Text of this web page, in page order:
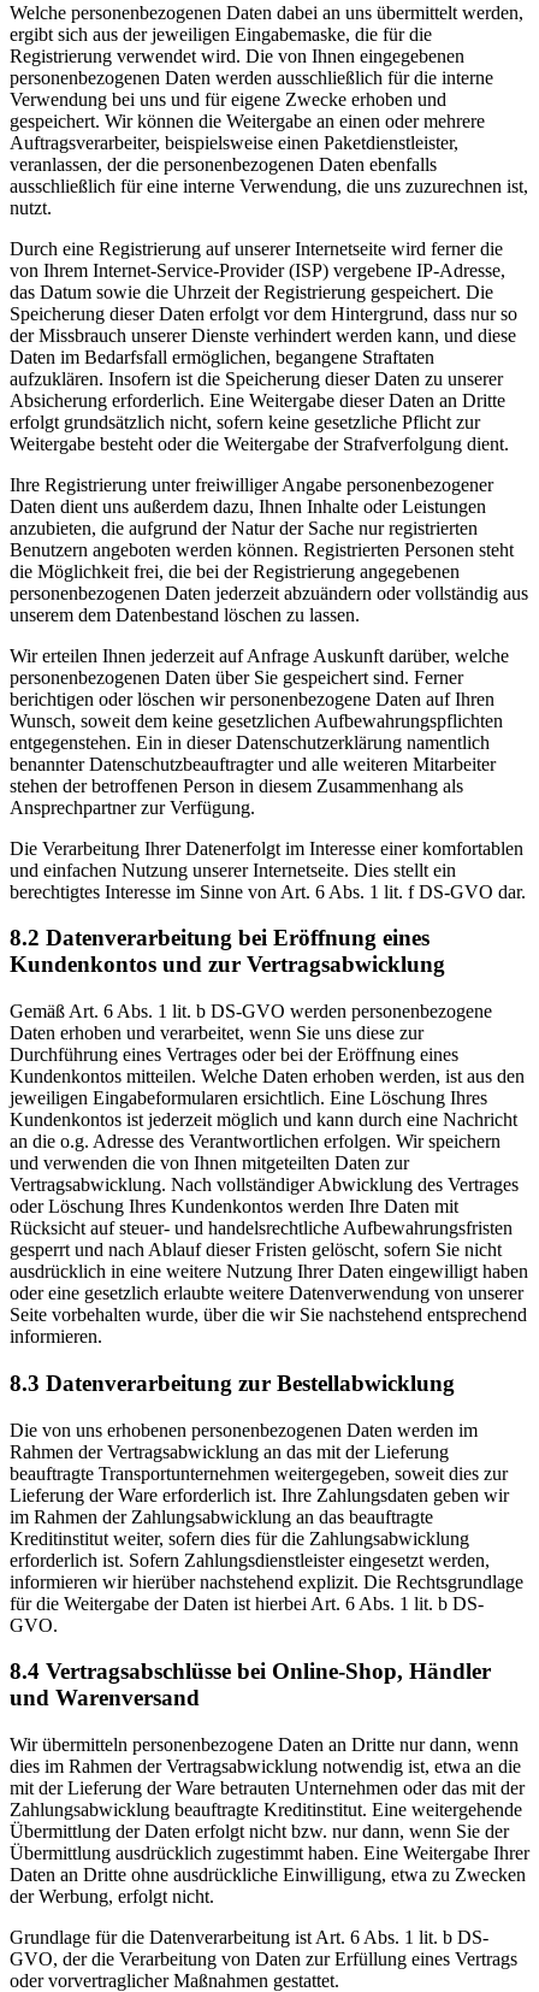
Welche personenbezogenen Daten dabei an uns übermittelt werden,
ergibt sich aus der jeweiligen Eingabemaske, die für die
Registrierung verwendet wird. Die von Ihnen eingegebenen
personenbezogenen Daten werden ausschließlich für die interne
Verwendung bei uns und für eigene Zwecke erhoben und
gespeichert. Wir können die Weitergabe an einen oder mehrere
Auftragsverarbeiter, beispielsweise einen Paketdienstleister,
veranlassen, der die personenbezogenen Daten ebenfalls
ausschließlich für eine interne Verwendung, die uns zuzurechnen ist,
nutzt.
Durch eine Registrierung auf unserer Internetseite wird ferner die
von Ihrem Internet-Service-Provider (ISP) vergebene IP-Adresse,
das Datum sowie die Uhrzeit der Registrierung gespeichert. Die
Speicherung dieser Daten erfolgt vor dem Hintergrund, dass nur so
der Missbrauch unserer Dienste verhindert werden kann, und diese
Daten im Bedarfsfall ermöglichen, begangene Straftaten
aufzuklären. Insofern ist die Speicherung dieser Daten zu unserer
Absicherung erforderlich. Eine Weitergabe dieser Daten an Dritte
erfolgt grundsätzlich nicht, sofern keine gesetzliche Pflicht zur
Weitergabe besteht oder die Weitergabe der Strafverfolgung dient.
Ihre Registrierung unter freiwilliger Angabe personenbezogener
Daten dient uns außerdem dazu, Ihnen Inhalte oder Leistungen
anzubieten, die aufgrund der Natur der Sache nur registrierten
Benutzern angeboten werden können. Registrierten Personen steht
die Möglichkeit frei, die bei der Registrierung angegebenen
personenbezogenen Daten jederzeit abzuändern oder vollständig aus
unserem dem Datenbestand löschen zu lassen.
Wir erteilen Ihnen jederzeit auf Anfrage Auskunft darüber, welche
personenbezogenen Daten über Sie gespeichert sind. Ferner
berichtigen oder löschen wir personenbezogene Daten auf Ihren
Wunsch, soweit dem keine gesetzlichen Aufbewahrungspflichten
entgegenstehen. Ein in dieser Datenschutzerklärung namentlich
benannter Datenschutzbeauftragter und alle weiteren Mitarbeiter
stehen der betroffenen Person in diesem Zusammenhang als
Ansprechpartner zur Verfügung.
Die Verarbeitung Ihrer Datenerfolgt im Interesse einer komfortablen
und einfachen Nutzung unserer Internetseite. Dies stellt ein
berechtigtes Interesse im Sinne von Art. 6 Abs. 1 lit. f DS-GVO dar.
8.2 Datenverarbeitung bei Eröffnung eines
Kundenkontos und zur Vertragsabwicklung
Gemäß Art. 6 Abs. 1 lit. b DS-GVO werden personenbezogene
Daten erhoben und verarbeitet, wenn Sie uns diese zur
Durchführung eines Vertrages oder bei der Eröffnung eines
Kundenkontos mitteilen. Welche Daten erhoben werden, ist aus den
jeweiligen Eingabeformularen ersichtlich. Eine Löschung Ihres
Kundenkontos ist jederzeit möglich und kann durch eine Nachricht
an die o.g. Adresse des Verantwortlichen erfolgen. Wir speichern
und verwenden die von Ihnen mitgeteilten Daten zur
Vertragsabwicklung. Nach vollständiger Abwicklung des Vertrages
oder Löschung Ihres Kundenkontos werden Ihre Daten mit
Rücksicht auf steuer- und handelsrechtliche Aufbewahrungsfristen
gesperrt und nach Ablauf dieser Fristen gelöscht, sofern Sie nicht
ausdrücklich in eine weitere Nutzung Ihrer Daten eingewilligt haben
oder eine gesetzlich erlaubte weitere Datenverwendung von unserer
Seite vorbehalten wurde, über die wir Sie nachstehend entsprechend
informieren.
8.3 Datenverarbeitung zur Bestellabwicklung
Die von uns erhobenen personenbezogenen Daten werden im
Rahmen der Vertragsabwicklung an das mit der Lieferung
beauftragte Transportunternehmen weitergegeben, soweit dies zur
Lieferung der Ware erforderlich ist. Ihre Zahlungsdaten geben wir
im Rahmen der Zahlungsabwicklung an das beauftragte
Kreditinstitut weiter, sofern dies für die Zahlungsabwicklung
erforderlich ist. Sofern Zahlungsdienstleister eingesetzt werden,
informieren wir hierüber nachstehend explizit. Die Rechtsgrundlage
für die Weitergabe der Daten ist hierbei Art. 6 Abs. 1 lit. b DS-
GVO.
8.4 Vertragsabschlüsse bei Online-Shop, Händler
und Warenversand
Wir übermitteln personenbezogene Daten an Dritte nur dann, wenn
dies im Rahmen der Vertragsabwicklung notwendig ist, etwa an die
mit der Lieferung der Ware betrauten Unternehmen oder das mit der
Zahlungsabwicklung beauftragte Kreditinstitut. Eine weitergehende
Übermittlung der Daten erfolgt nicht bzw. nur dann, wenn Sie der
Übermittlung ausdrücklich zugestimmt haben. Eine Weitergabe Ihrer
Daten an Dritte ohne ausdrückliche Einwilligung, etwa zu Zwecken
der Werbung, erfolgt nicht.
Grundlage für die Datenverarbeitung ist Art. 6 Abs. 1 lit. b DS-
GVO, der die Verarbeitung von Daten zur Erfüllung eines Vertrags
oder vorvertraglicher Maßnahmen gestattet.